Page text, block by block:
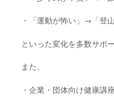
・「運動が怖い」→「登
といった変化を多数サポー
また、
・企業・団体向け健康講